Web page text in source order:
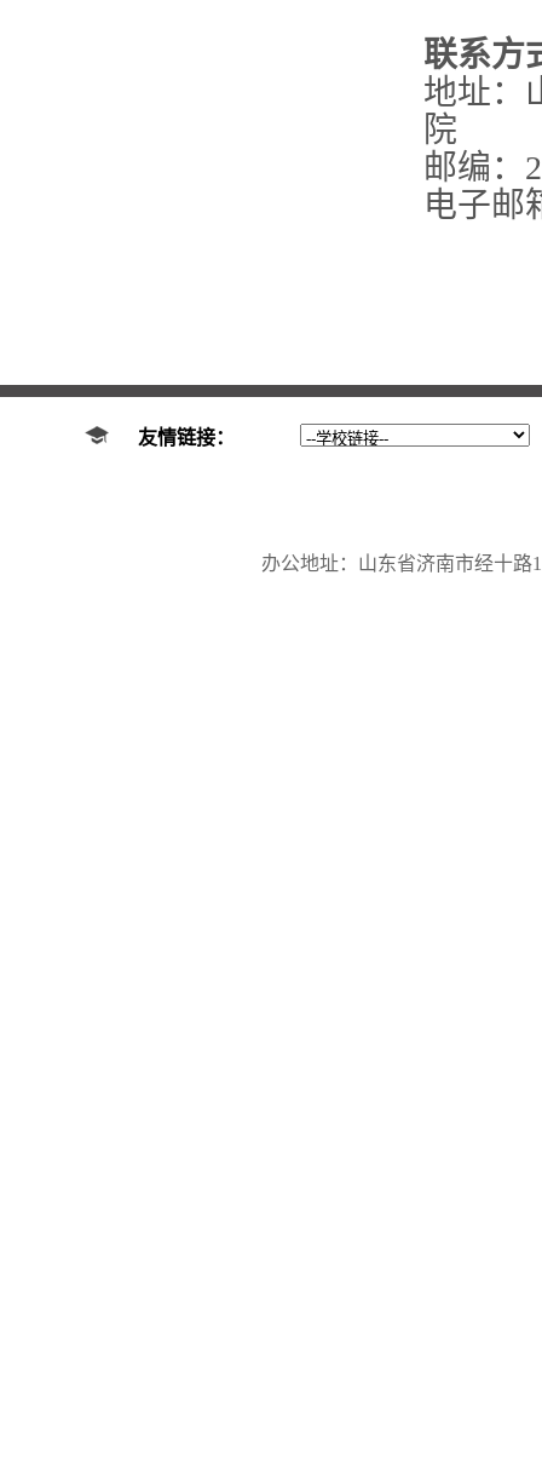
联系方
地址：
院
邮编：
电子邮
友情链接：
办公地址：山东省济南市经十路